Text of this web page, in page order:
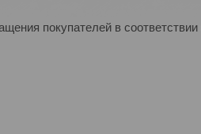
покупателей в